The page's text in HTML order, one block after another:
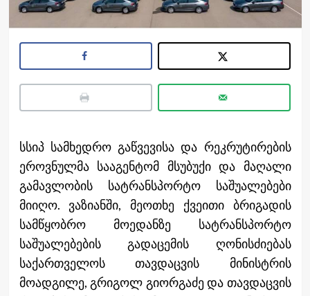
სსიპ სამხედრო გაწვევისა და რეკრუტირების
ეროვნულმა სააგენტომ მსუბუქი და მაღალი
გამავლობის სატრანსპორტო საშუალებები
მიიღო. ვაზიანში, მეოთხე ქვეითი ბრიგადის
სამწყობრო მოედანზე სატრანსპორტო
საშუალებების გადაცემის ღონისძიებას
საქართველოს თავდაცვის მინისტრის
მოადგილე, გრიგოლ გიორგაძე და თავდაცვის